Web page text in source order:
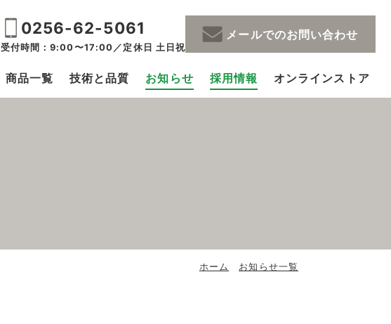
0256-62-5061
受付時間：9:00〜17:00／定休日 土日祝
メールでのお問い合わせ
商品一覧 技術と品質 お知らせ 採用情報 オンラインストア
ホーム お知らせ一覧